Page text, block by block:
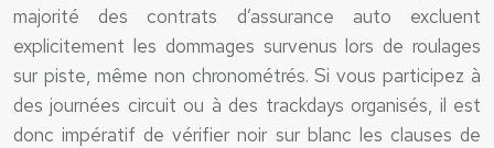
majorité des contrats d’assurance auto excluent
explicitement les dommages survenus lors de roulages
sur piste, même non chronométrés. Si vous participez à
des journées circuit ou à des trackdays organisés, il est
donc impératif de vérifier noir sur blanc les clauses de